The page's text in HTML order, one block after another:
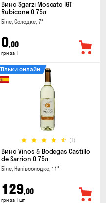
Вино Sgarzi Moscato IGT
Rubicone 0.75л
Біле, Солодке, 7°
0,00
грн за 1
(1)
Тільки онлайн
Вино Vinos & Bodegas Castillo
de Sarrion 0.75л
Біле, Напівсолодке, 11°
129,00
грн за 1 шт